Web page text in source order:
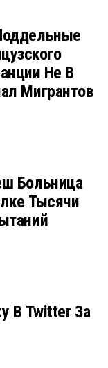
Не В
Мигрантов
Больница
Тысячи
В Twitter За